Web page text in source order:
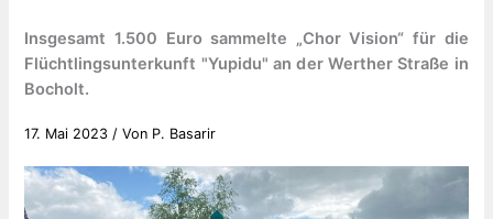
Insgesamt 1.500 Euro sammelte „Chor Vision“ für die
Flüchtlingsunterkunft "Yupidu" an der Werther Straße in
Bocholt.
17. Mai 2023 / Von P. Basarir